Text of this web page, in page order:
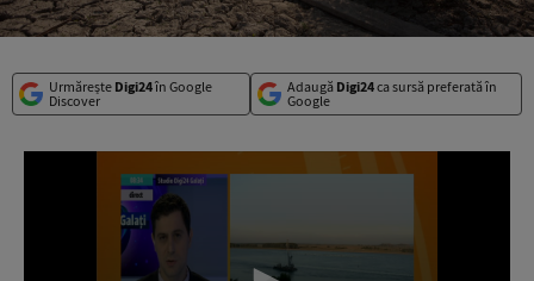
Urmărește Digi24în Google
Discover
Adaugă Digi24ca sursă preferată în
Google